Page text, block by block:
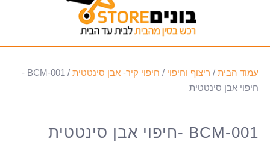
עמוד הבית/ ריצוף וחיפוי / חיפוי קיר- אבן סינטטית
/ BCM-001 -
חיפוי אבן סינטטית
BCM-001 -חיפוי אבן סינטטית